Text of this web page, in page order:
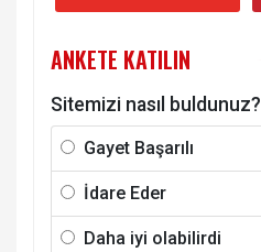
ANKETE KATILIN
Sitemizi nasıl buldunuz?
Gayet Başarılı
İdare Eder
Daha iyi olabilirdi